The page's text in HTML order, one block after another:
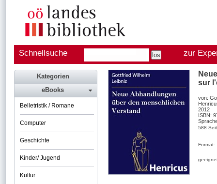
Schnellsuche zur
sur
von:
2012
ISBN:
588
Format:
Kategorien
eBooks
Belletristik / Romane
Computer
Geschichte
Kinder/ Jugend
Kultur